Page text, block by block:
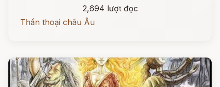
2,694 lượt đọc
Thần thoại châu Âu